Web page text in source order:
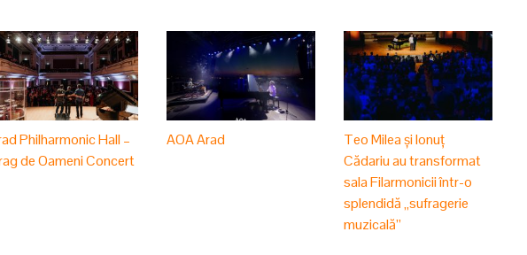
Philharmonic Hall –
de Oameni Concert
AOA Arad
Teo Milea și Ionuț
Cădariu au transformat
sala Filarmonicii într-o
splendidă „sufragerie
muzicală”